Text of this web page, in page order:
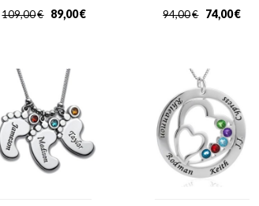
€
109,00 €
89,00 €
94,00 €
74,00